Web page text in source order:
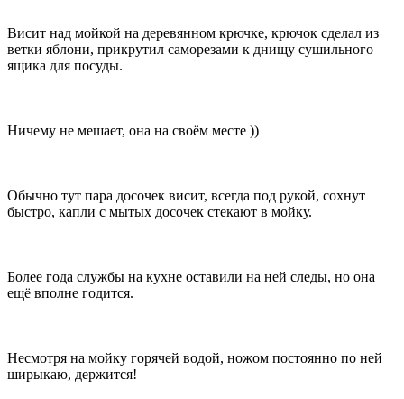
Висит над мойкой на деревянном крючке, крючок сделал из
ветки яблони, прикрутил саморезами к днищу сушильного
ящика для посуды.
Ничему не мешает, она на своём месте ))
Обычно тут пара досочек висит, всегда под рукой, сохнут
быстро, капли с мытых досочек стекают в мойку.
Более года службы на кухне оставили на ней следы, но она
ещё вполне годится.
Несмотря на мойку горячей водой, ножом постоянно по ней
ширыкаю, держится!